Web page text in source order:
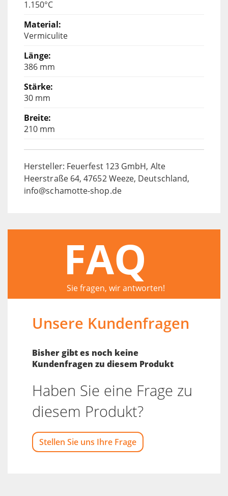
1.150°C
Vermiculite
386 mm
30 mm
210 mm
Hersteller: Feuerfest 123 GmbH, Alte
Heerstraße 64, 47652 Weeze, Deutschland,
info@schamotte-shop.de
FAQ
Sie fragen, wir antworten!
Unsere Kundenfragen
Bisher gibt es noch keine
Kundenfragen zu diesem Produkt
Haben Sie eine Frage zu
diesem Produkt?
Stellen Sie uns Ihre Frage